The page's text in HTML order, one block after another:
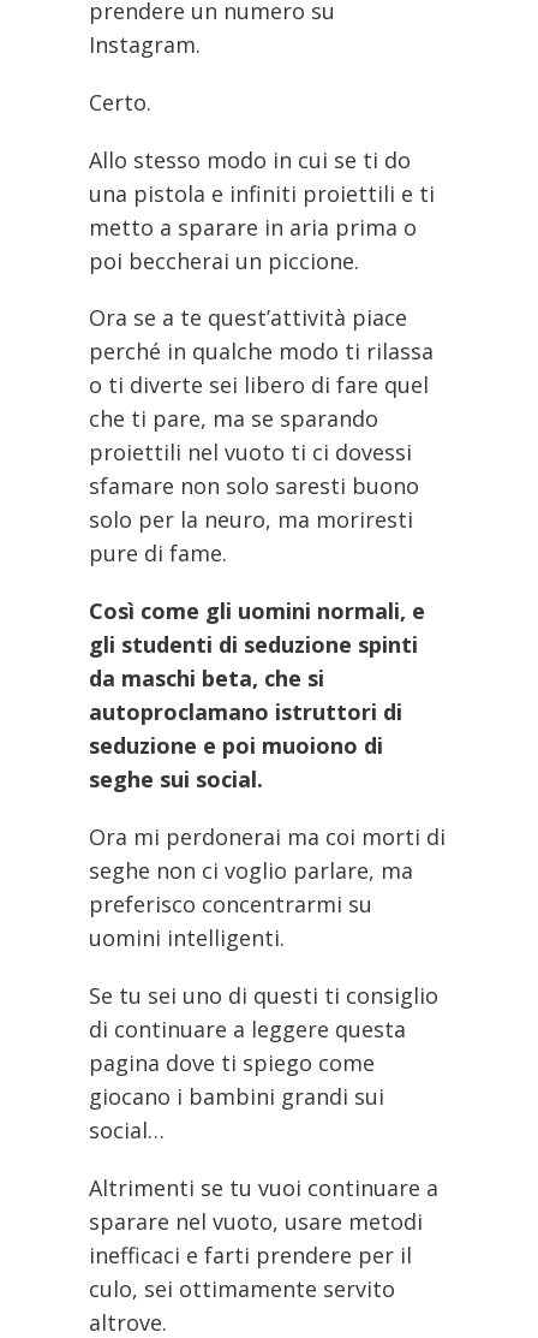
prendere un numero su
Instagram.
Certo.
Allo stesso modo in cui se ti do
una pistola e infiniti proiettili e ti
metto a sparare in aria prima o
poi beccherai un piccione.
Ora se a te quest’attività piace
perché in qualche modo ti rilassa
o ti diverte sei libero di fare quel
che ti pare, ma se sparando
proiettili nel vuoto ti ci dovessi
sfamare non solo saresti buono
solo per la neuro, ma moriresti
pure di fame.
Così come gli uomini normali, e
gli studenti di seduzione spinti
da maschi beta, che si
autoproclamano istruttori di
seduzione e poi muoiono di
seghe sui social.
Ora mi perdonerai ma coi morti di
seghe non ci voglio parlare, ma
preferisco concentrarmi su
uomini intelligenti.
Se tu sei uno di questi ti consiglio
di continuare a leggere questa
pagina dove ti spiego come
giocano i bambini grandi sui
social…
Altrimenti se tu vuoi continuare a
sparare nel vuoto, usare metodi
inefficaci e farti prendere per il
culo, sei ottimamente servito
altrove.